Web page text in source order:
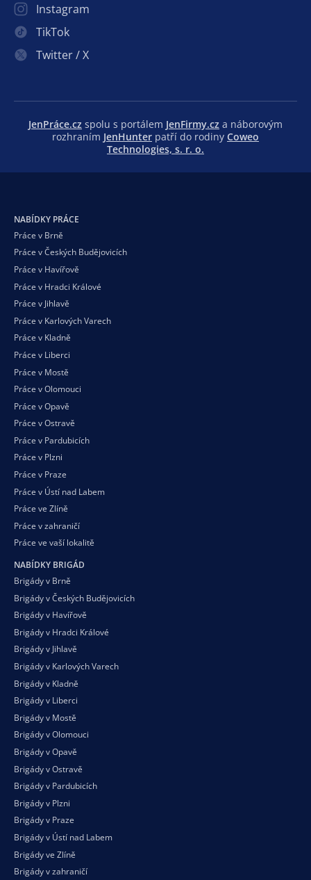
Instagram
TikTok
Twitter / X
JenPráce.cz spolu s portálem JenFirmy.cz a náborovým
rozhraním JenHunter patří do rodiny Coweo
Technologies, s. r. o.
NABÍDKY PRÁCE
Práce v Brně
Práce v Českých Budějovicích
Práce v Havířově
Práce v Hradci Králové
Práce v Jihlavě
Práce v Karlových Varech
Práce v Kladně
Práce v Liberci
Práce v Mostě
Práce v Olomouci
Práce v Opavě
Práce v Ostravě
Práce v Pardubicích
Práce v Plzni
Práce v Praze
Práce v Ústí nad Labem
Práce ve Zlíně
Práce v zahraničí
Práce ve vaší lokalitě
NABÍDKY BRIGÁD
Brigády v Brně
Brigády v Českých Budějovicích
Brigády v Havířově
Brigády v Hradci Králové
Brigády v Jihlavě
Brigády v Karlových Varech
Brigády v Kladně
Brigády v Liberci
Brigády v Mostě
Brigády v Olomouci
Brigády v Opavě
Brigády v Ostravě
Brigády v Pardubicích
Brigády v Plzni
Brigády v Praze
Brigády v Ústí nad Labem
Brigády ve Zlíně
Brigády v zahraničí